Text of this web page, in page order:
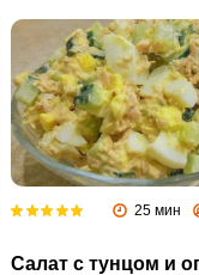
25 мин
Салат с тунцом и